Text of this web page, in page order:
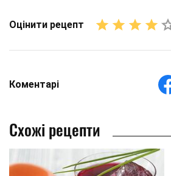
Оцінити рецепт
Коментарі
Схожі рецепти